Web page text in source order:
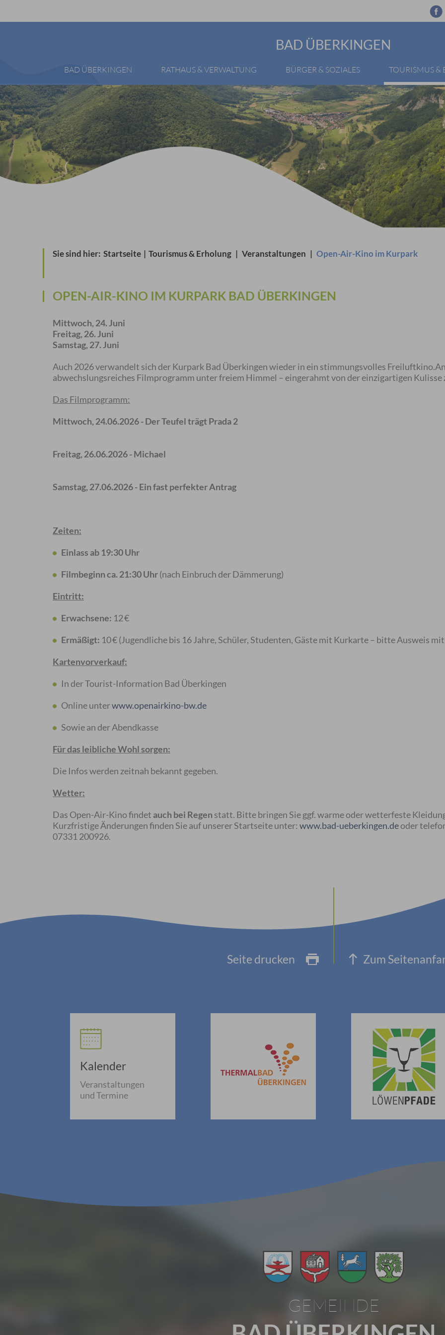
BAD ÜBERKINGEN
BAD ÜBERKINGEN RATHAUS & VERWALTUNG BÜRGER & SOZIALES TOURISMUS &
Sie sind hier: Startseite | Tourismus & Erholung | Veranstaltungen | Open-Air-Kino im Kurpark
OPEN-AIR-KINO IM KURPARK BAD ÜBERKINGEN
Mittwoch, 24. Juni
Freitag, 26. Juni
Samstag, 27. Juni
Auch 2026 verwandelt sich der Kurpark Bad Überkingen wieder in ein stimmungsvolles
abwechslungsreiches Filmprogramm unter freiem Himmel – eingerahmt von der einzigartigen
Das Filmprogramm:
Mittwoch, 24.06.2026 - Der Teufel trägt Prada 2
Freitag, 26.06.2026 - Michael
Samstag, 27.06.2026 - Ein fast perfekter Antrag
Zeiten:
Einlass ab 19:30 Uhr
Filmbeginn ca. 21:30 Uhr(nach Einbruch der Dämmerung)
Eintritt:
Erwachsene: 12 €
Ermäßigt: 10 € (Jugendliche bis 16 Jahre, Schüler, Studenten, Gäste mit Kurkarte – bitte Ausweis
Kartenvorverkauf:
In der Tourist-Information Bad Überkingen
Online unterwww.openairkino-bw.de
Sowie an der Abendkasse
Für das leibliche Wohl sorgen:
Die Infos werden zeitnah bekannt gegeben.
Wetter:
Das Open-Air-Kino findet auch bei Regen statt. Bitte bringen Sie ggf. warme oder wetterfeste
Kurzfristige Änderungen finden Sie auf unserer Startseite unter: www.bad-ueberkingen.deoder
07331 200926.
Seite drucken Zum
Kalender
Veranstaltungen
und Termine
GEMEINDE